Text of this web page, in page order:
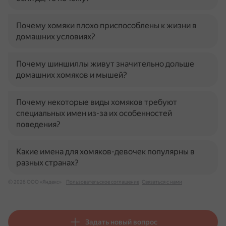
Почему хомяки плохо приспособлены к жизни в
домашних условиях?
Почему шиншиллы живут значительно дольше
домашних хомяков и мышей?
Почему некоторые виды хомяков требуют
специальных имен из-за их особенностей
поведения?
Какие имена для хомяков-девочек популярны в
разных странах?
© 2026 ООО «Яндекс» Пользовательское соглашение Связаться с нами
Задать новый вопрос